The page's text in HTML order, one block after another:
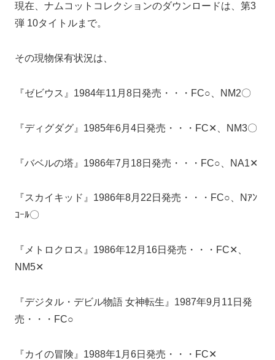
現在、ナムコットコレクションのダウンロードは、第3
弾 10タイトルまで。
その現物保有状況は、
『ゼビウス』1984年11月8日発売・・・FC○、NM2〇
『ディグダグ』1985年6月4日発売・・・FC✕、NM3〇
『バベルの塔』1986年7月18日発売・・・FC○、NA1✕
『スカイキッド』1986年8月22日発売・・・FC○、Nｱﾝ
ｺｰﾙ〇
『メトロクロス』1986年12月16日発売・・・FC✕、
NM5✕
『デジタル・デビル物語 女神転生』1987年9月11日発
売・・・FC○
『カイの冒険』1988年1月6日発売・・・FC✕